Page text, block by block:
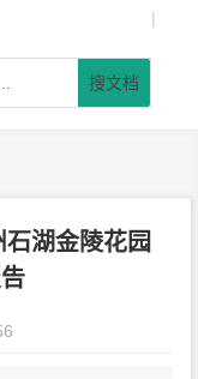
|
搜文档
湖金陵花园